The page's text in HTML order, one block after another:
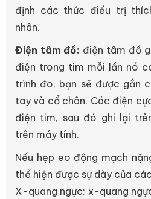
định các thức điều trị
nhân.
Điện tâm đồ: điện tâm đồ
điện trong tim mỗi lần nó
trình đo, bạn sẽ được gắn
tay và cổ chân. Các điện
điện tim, sau đó ghi lại
trên máy tính.
Nếu hẹp eo động mạch
thể hiện được sự dày của
X-quang ngực: x-quang